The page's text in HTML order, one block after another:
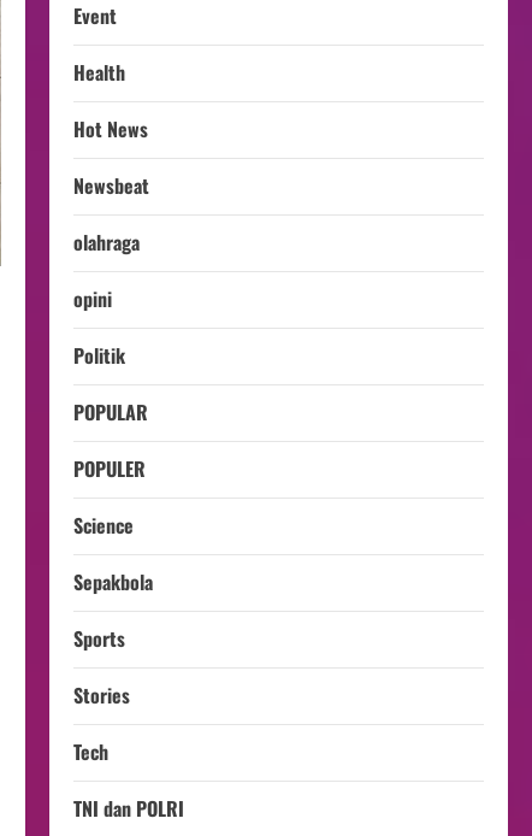
Event
Health
Hot News
Newsbeat
olahraga
opini
Politik
POPULAR
POPULER
Science
Sepakbola
Sports
Stories
Tech
TNI dan POLRI